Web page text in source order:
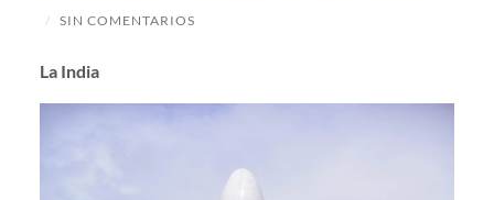
/ SIN COMENTARIOS
La India